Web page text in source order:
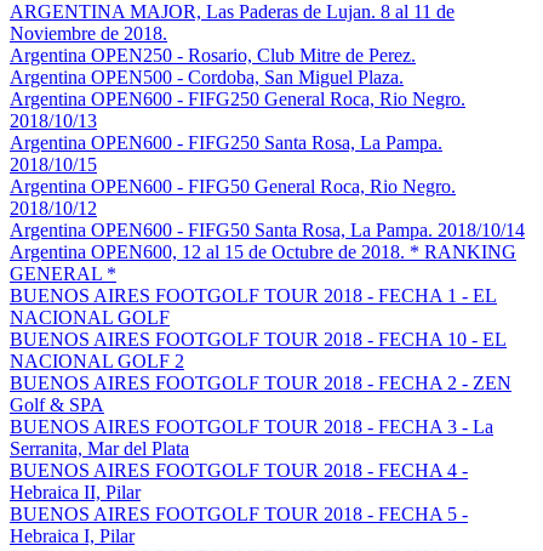
ARGENTINA MAJOR, Las Paderas de Lujan. 8 al 11 de
Noviembre de 2018.
Argentina OPEN250 - Rosario, Club Mitre de Perez.
Argentina OPEN500 - Cordoba, San Miguel Plaza.
Argentina OPEN600 - FIFG250 General Roca, Rio Negro.
2018/10/13
Argentina OPEN600 - FIFG250 Santa Rosa, La Pampa.
2018/10/15
Argentina OPEN600 - FIFG50 General Roca, Rio Negro.
2018/10/12
Argentina OPEN600 - FIFG50 Santa Rosa, La Pampa. 2018/10/14
Argentina OPEN600, 12 al 15 de Octubre de 2018. * RANKING
GENERAL *
BUENOS AIRES FOOTGOLF TOUR 2018 - FECHA 1 - EL
NACIONAL GOLF
BUENOS AIRES FOOTGOLF TOUR 2018 - FECHA 10 - EL
NACIONAL GOLF 2
BUENOS AIRES FOOTGOLF TOUR 2018 - FECHA 2 - ZEN
Golf & SPA
BUENOS AIRES FOOTGOLF TOUR 2018 - FECHA 3 - La
Serranita, Mar del Plata
BUENOS AIRES FOOTGOLF TOUR 2018 - FECHA 4 -
Hebraica II, Pilar
BUENOS AIRES FOOTGOLF TOUR 2018 - FECHA 5 -
Hebraica I, Pilar